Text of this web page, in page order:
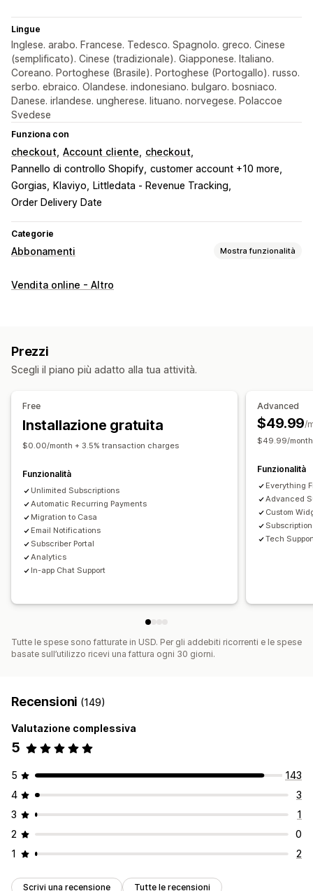
Lingue
Inglese. arabo. Francese. Tedesco. Spagnolo. greco. Cinese
(semplificato). Cinese (tradizionale). Giapponese. Italiano.
Coreano. Portoghese (Brasile). Portoghese (Portogallo). russo.
serbo. ebraico. Olandese. indonesiano. bulgaro. bosniaco.
Danese. irlandese. ungherese. lituano. norvegese. Polaccoe
Svedese
Funziona con
checkout Account cliente
checkout
Pannello di controllo Shopify customer account +10 more
Gorgias
Klaviyo
Littledata ‑ Revenue Tracking
Order Delivery Date
Categorie
Abbonamenti Mostra funzionalità
Tipi di abbonamento
Prodotti digitali
Pagamenti ricorrenti
Prezzi a più livelli
Freemium
Prezzi dinamici
Vendita online - Altro
Prezzi
Scegli il piano più adatto alla tua attività.
Free
Installazione gratuita
$0.00/month + 3.5% transaction charges
Funzionalità
Unlimited Subscriptions
Automatic Recurring Payments
Migration to Casa
Email Notifications
Subscriber Portal
Analytics
In-app Chat Support
Advanced
$49.99/
$49.99/
Funzionalità
Everything
Advanced
Custom
Tech
Tutte le spese sono fatturate in USD. Per gli addebiti ricorrenti e le spese
basate sull’utilizzo ricevi una fattura ogni 30 giorni.
Recensioni (149)
Valutazione complessiva
5
5
143
4
3
3
1
2
0
1
2
Scrivi una recensione Tutte le recensioni